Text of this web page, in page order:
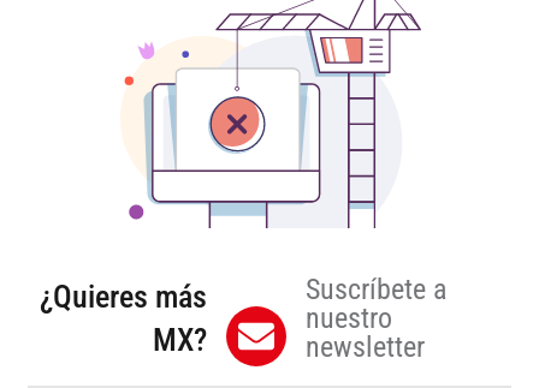
¿Quieres más
MX?
Suscríbete a
nuestro
newsletter